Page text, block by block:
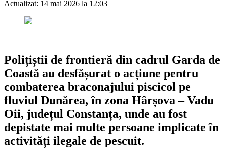
Actualizat: 14 mai 2026 la 12:03
Polițiștii de frontieră din cadrul Garda de
Coastă au desfășurat o acțiune pentru
combaterea braconajului piscicol pe
fluviul Dunărea, în zona Hârșova – Vadu
Oii, județul Constanța, unde au fost
depistate mai multe persoane implicate în
activități ilegale de pescuit.